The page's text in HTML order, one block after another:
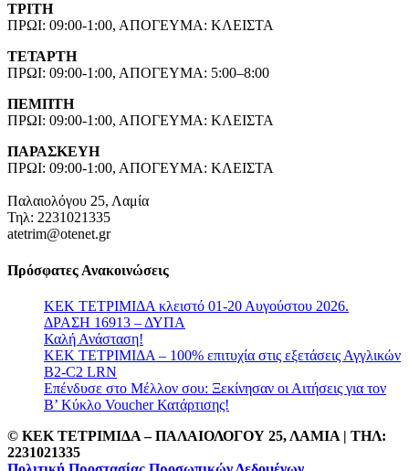
ΤΡΙΤΗ
ΠΡΩΙ: 09:00-1:00, ΑΠΟΓΕΥΜΑ: ΚΛΕΙΣΤΑ
ΤΕΤΑΡΤΗ
ΠΡΩΙ: 09:00-1:00, ΑΠΟΓΕΥΜΑ: 5:00–8:00
ΠΕΜΠΤΗ
ΠΡΩΙ: 09:00-1:00, ΑΠΟΓΕΥΜΑ: ΚΛΕΙΣΤΑ
ΠΑΡΑΣΚΕΥΗ
ΠΡΩΙ: 09:00-1:00, ΑΠΟΓΕΥΜΑ: ΚΛΕΙΣΤΑ
Παλαιολόγου 25, Λαμία
Τηλ: 2231021335
atetrim@otenet.gr
Πρόσφατες Ανακοινώσεις
ΚΕΚ ΤΕΤΡΙΜΙΔΑ κλειστό 01-20 Αυγούστου 2026.
ΔΡΑΣΗ 16913 – ΔΥΠΑ
Καλή Ανάσταση!
ΚΕΚ ΤΕΤΡΙΜΙΔΑ – 100% επιτυχία στις εξετάσεις Αγγλικών
B2-C2 LRN
Επένδυσε στο Μέλλον σου: Ξεκίνησαν οι Αιτήσεις για τον
Β’ Κύκλο Voucher Κατάρτισης!
© ΚΕΚ ΤΕΤΡΙΜΙΔΑ – ΠΑΛΑΙΟΛΟΓΟΥ 25, ΛΑΜΙΑ | TΗΛ:
2231021335